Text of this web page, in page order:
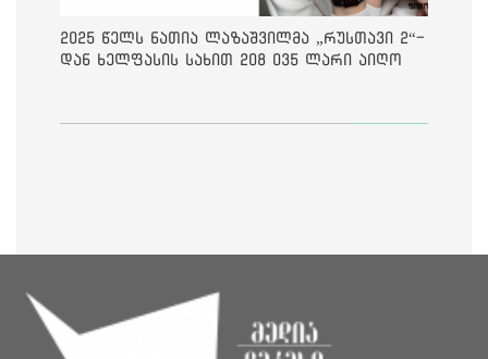
2025 წელს ნათია ლაზაშვილმა „რუსთავი 2“-
დან ხელფასის სახით 208 035 ლარი აიღო